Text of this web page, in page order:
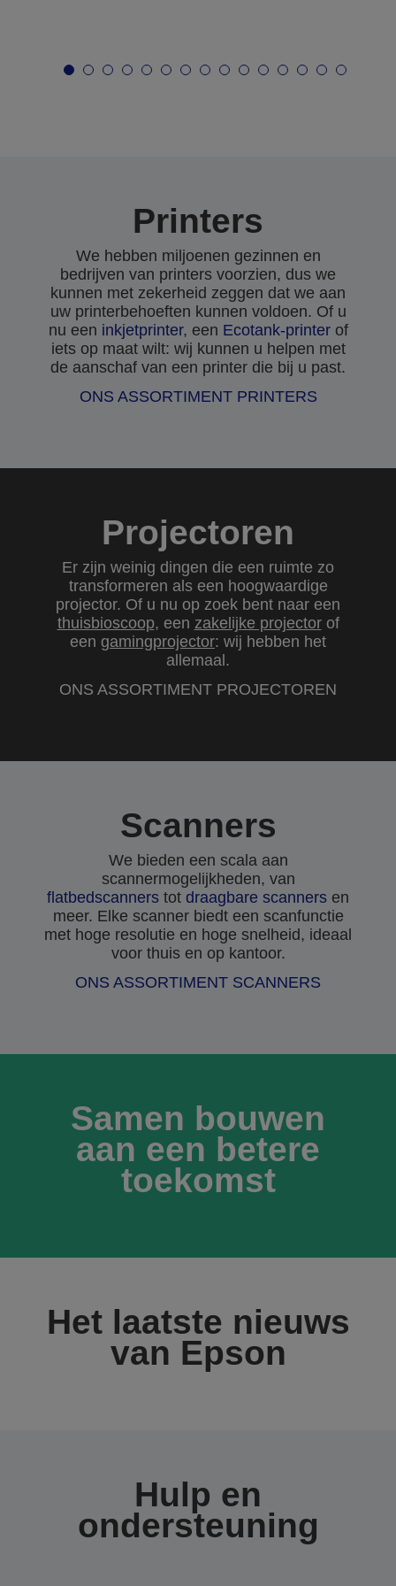
Printers
We hebben miljoenen gezinnen en
bedrijven van printers voorzien, dus we
kunnen met zekerheid zeggen dat we aan
uw printerbehoeften kunnen voldoen. Of u
nu een inkjetprinter, een Ecotank-printerof
iets op maat wilt: wij kunnen u helpen met
de aanschaf van een printer die bij u past.
ONS ASSORTIMENT PRINTERS
Projectoren
Er zijn weinig dingen die een ruimte zo
transformeren als een hoogwaardige
projector. Of u nu op zoek bent naar een
thuisbioscoop, een zakelijke projectorof
een gamingprojector: wij hebben het
allemaal.
ONS ASSORTIMENT PROJECTOREN
Scanners
We bieden een scala aan
scannermogelijkheden, van
flatbedscanners tot draagbare scanners en
meer. Elke scanner biedt een scanfunctie
met hoge resolutie en hoge snelheid, ideaal
voor thuis en op kantoor.
ONS ASSORTIMENT SCANNERS
Samen bouwen
aan een betere
toekomst
Het laatste nieuws
van Epson
Hulp en
ondersteuning